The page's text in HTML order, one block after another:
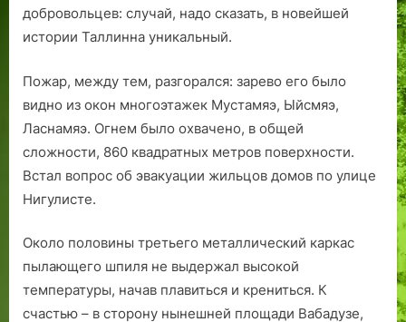
добровольцев: случай, надо сказать, в новейшей
истории Таллинна уникальный.
Пожар, между тем, разгорался: зарево его было
видно из окон многоэтажек Мустамяэ, Ыйсмяэ,
Ласнамяэ. Огнем было охвачено, в общей
сложности, 860 квадратных метров поверхности.
Встал вопрос об эвакуации жильцов домов по улице
Нигулисте.
Около половины третьего металлический каркас
пылающего шпиля не выдержал высокой
температуры, начав плавиться и крениться. К
счастью – в сторону нынешней площади Вабадузе,